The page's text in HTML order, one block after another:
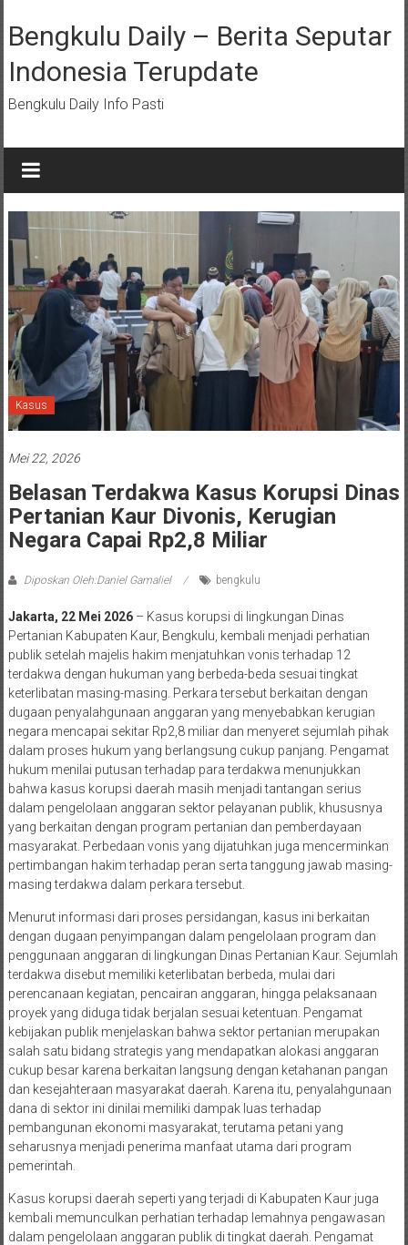
ke
konten
Bengkulu Daily – Berita Seputar
Indonesia Terupdate
Bengkulu Daily Info Pasti
Kasus
Mei 22, 2026
Belasan Terdakwa Kasus Korupsi Dinas
Pertanian Kaur Divonis, Kerugian
Negara Capai Rp2,8 Miliar
Diposkan Oleh:Daniel Gamaliel bengkulu
Jakarta, 22 Mei 2026– Kasus korupsi di lingkungan Dinas
Pertanian Kabupaten Kaur, Bengkulu, kembali menjadi perhatian
publik setelah majelis hakim menjatuhkan vonis terhadap 12
terdakwa dengan hukuman yang berbeda-beda sesuai tingkat
keterlibatan masing-masing. Perkara tersebut berkaitan dengan
dugaan penyalahgunaan anggaran yang menyebabkan kerugian
negara mencapai sekitar Rp2,8 miliar dan menyeret sejumlah pihak
dalam proses hukum yang berlangsung cukup panjang. Pengamat
hukum menilai putusan terhadap para terdakwa menunjukkan
bahwa kasus korupsi daerah masih menjadi tantangan serius
dalam pengelolaan anggaran sektor pelayanan publik, khususnya
yang berkaitan dengan program pertanian dan pemberdayaan
masyarakat. Perbedaan vonis yang dijatuhkan juga mencerminkan
pertimbangan hakim terhadap peran serta tanggung jawab masing-
masing terdakwa dalam perkara tersebut.
Menurut informasi dari proses persidangan, kasus ini berkaitan
dengan dugaan penyimpangan dalam pengelolaan program dan
penggunaan anggaran di lingkungan Dinas Pertanian Kaur. Sejumlah
terdakwa disebut memiliki keterlibatan berbeda, mulai dari
perencanaan kegiatan, pencairan anggaran, hingga pelaksanaan
proyek yang diduga tidak berjalan sesuai ketentuan. Pengamat
kebijakan publik menjelaskan bahwa sektor pertanian merupakan
salah satu bidang strategis yang mendapatkan alokasi anggaran
cukup besar karena berkaitan langsung dengan ketahanan pangan
dan kesejahteraan masyarakat daerah. Karena itu, penyalahgunaan
dana di sektor ini dinilai memiliki dampak luas terhadap
pembangunan ekonomi masyarakat, terutama petani yang
seharusnya menjadi penerima manfaat utama dari program
pemerintah.
Kasus korupsi daerah seperti yang terjadi di Kabupaten Kaur juga
kembali memunculkan perhatian terhadap lemahnya pengawasan
dalam pengelolaan anggaran publik di tingkat daerah. Pengamat